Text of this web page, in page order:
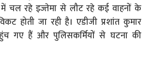
चल रहे इज्तेमा से लौट रहे कई वाहनों के
होती जा रही है। एडीजी प्रशांत कुमार
गए हैं और पुलिसकर्मियों से घटना की